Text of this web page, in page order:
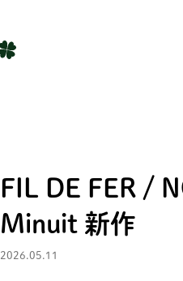
FIL DE FER /
Minuit 新作
2026.05.11